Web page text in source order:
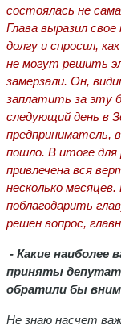
состоялась не
Глава выразил
долгу и спросил,
не могут решить
замерзали. Он,
заплатить за эту
следующий день в
предприниматель,
пошло. В итоге для
привлечена вся
несколько
поблагодарить
решен вопрос,
- Какие наиболее
приняты
обратили бы
Не знаю насчет